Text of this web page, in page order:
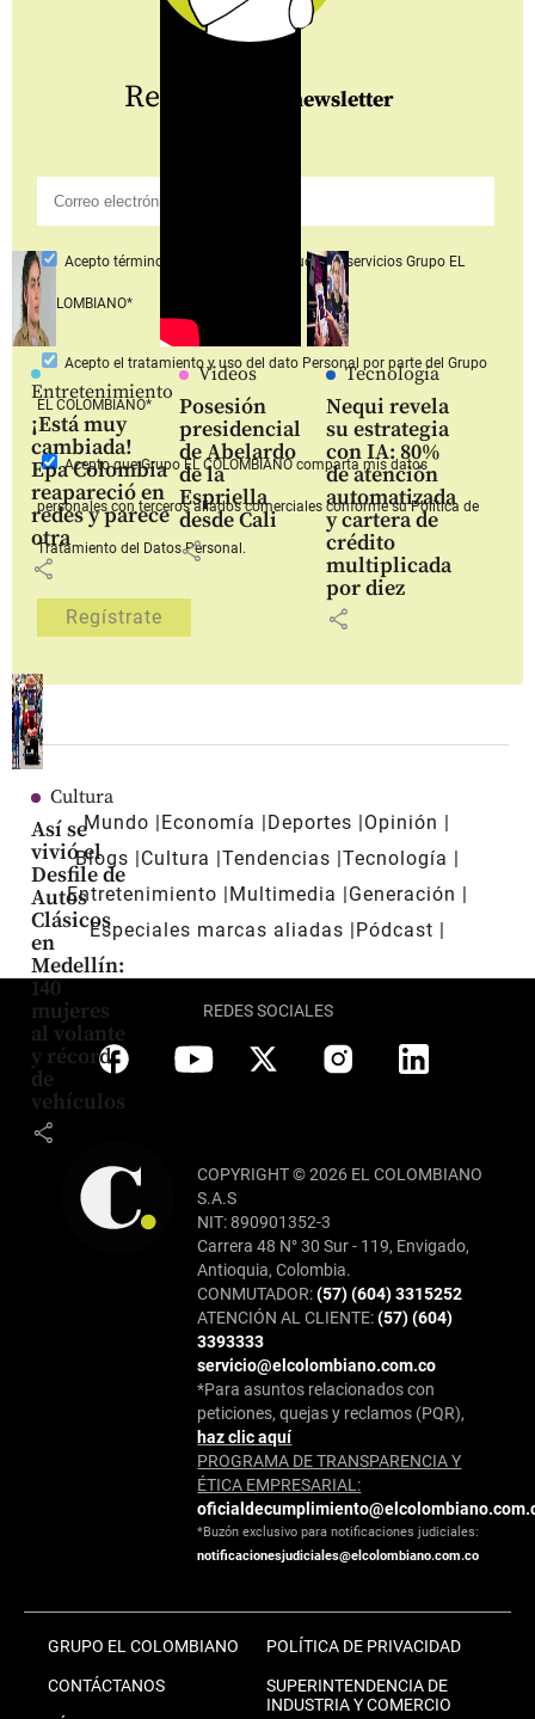
Entretenimiento
¡Está muy
cambiada!
Epa Colombia
reapareció en
redes y parece
otra
share
Videos
Posesión
presidencial
de Abelardo
de la
Espriella
desde Cali
share
Tecnología
Nequi revela
su estrategia
con IA: 80%
de atención
automatizada
y cartera de
crédito
multiplicada
por diez
share
Cultura
Así se
vivió el
Desfile de
Autos
Clásicos
en
Medellín:
140
mujeres
al volante
y récord
de
vehículos
share
Regístrate al newsletter
Aceptotérminos y condiciones productos y serviciosGrupo EL
COLOMBIANO*
Acepto el tratamiento y uso del dato Personal por parte del Grupo
EL COLOMBIANO*
Acepto que Grupo EL COLOMBIANOcomparta mis datos
personales con terceros aliados comerciales conforme su Política de
Tratamiento del Datos Personal.
Mundo Economía Deportes
Opinión
Blogs
Cultura Tendencias Tecnología
Entretenimiento
Multimedia
Generación
Especiales marcas aliadas
Pódcast
REDES SOCIALES
COPYRIGHT © 2026 EL COLOMBIANO
S.A.S
NIT: 890901352-3
Carrera 48 N° 30 Sur - 119, Envigado,
Antioquia, Colombia.
CONMUTADOR:(57) (604) 3315252
ATENCIÓN AL CLIENTE:(57) (604)
3393333
servicio@elcolombiano.com.co
*Para asuntos relacionados con
peticiones, quejas y reclamos (PQR),
haz clic aquí
PROGRAMA DE TRANSPARENCIA Y
ÉTICA EMPRESARIAL:
*Buzón exclusivo para notificaciones judiciales:
notificacionesjudiciales@elcolombiano.com.co
GRUPO EL COLOMBIANO
CONTÁCTANOS
POLÍTICA DE PRIVACIDAD
SUPERINTENDENCIA DE
INDUSTRIA Y COMERCIO